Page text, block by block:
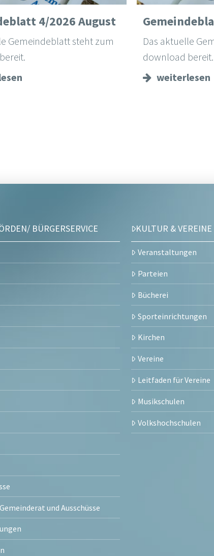
4/2026 August
Gemeindeblatt steht zum
Das aktuelle
download bereit.
weiterlesen
BÜRGERSERVICE
und Ausschüsse
KULTUR & VEREINE
Veranstaltungen
Parteien
Bücherei
Sporteinrichtungen
Kirchen
Vereine
Leitfaden für Vereine
Musikschulen
Volkshochschulen